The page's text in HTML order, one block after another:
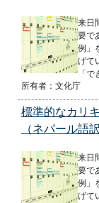
来日
要で
例」
げて
「
所有者：文化庁
標準的なカリ
（ネパール語訳
来日
要で
例」
げて